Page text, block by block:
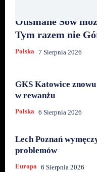
Ousmane Sow
Tym razem nie
Polska 7 Sierpnia 2026
GKS Katowice
w rewanżu
Polska 6 Sierpnia 2026
Lech Poznań
problemów
Europa 6 Sierpnia 2026